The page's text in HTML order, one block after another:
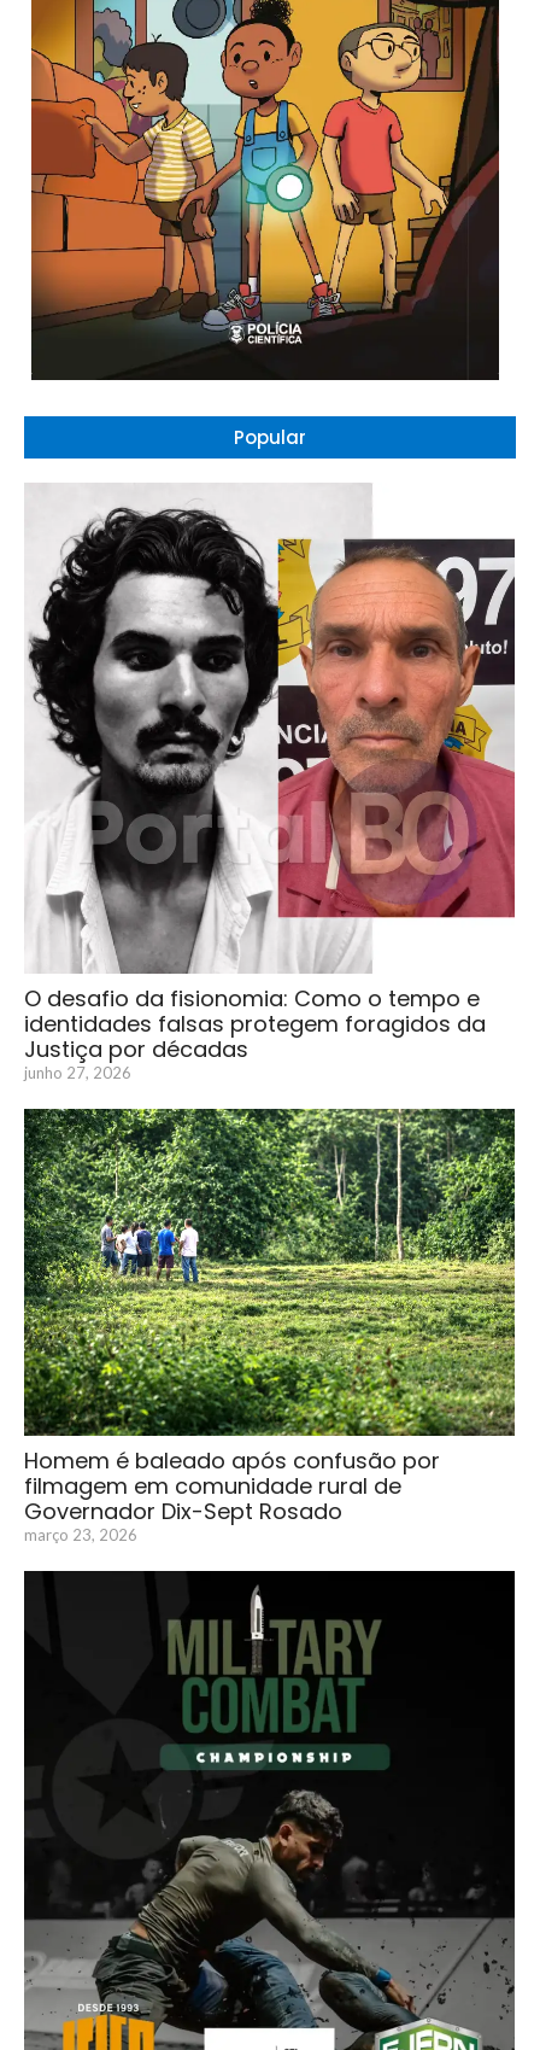
Popular
O desafio da fisionomia: Como o tempo e
identidades falsas protegem foragidos da
Justiça por décadas
junho 27, 2026
Homem é baleado após confusão por
filmagem em comunidade rural de
Governador Dix-Sept Rosado
março 23, 2026